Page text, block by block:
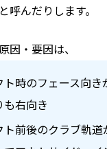
呼んだりします。
因・要因は、
ト時のフェース向き
も右向き
ト前後のクラブ軌道